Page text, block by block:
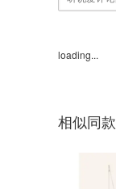
loading...
相似同款